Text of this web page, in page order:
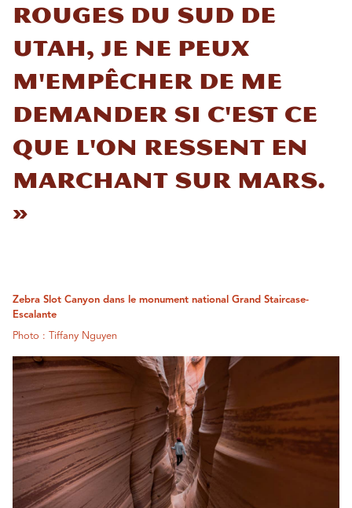
rouges du sud de
Utah, je ne peux
m'empêcher de me
demander si c'est ce
que l'on ressent en
marchant sur Mars.
»
Zebra Slot Canyon dans le monument national Grand Staircase-
Escalante
Photo : Tiffany Nguyen